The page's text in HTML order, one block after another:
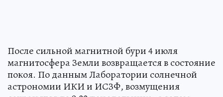
После сильной магнитной бури 4 июля
магнитосфера Земли возвращается в состояние
покоя. По данным Лаборатории солнечной
астрономии ИКИ и ИСЗФ, возмущения